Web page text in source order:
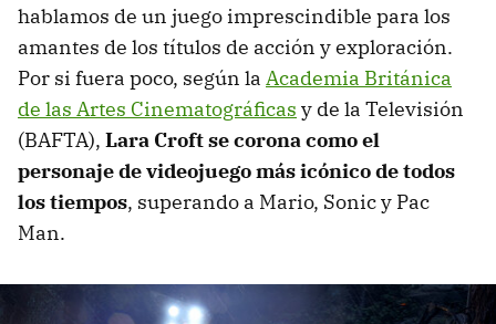
hablamos de un juego imprescindible para los
amantes de los títulos de acción y exploración.
Por si fuera poco, según la Academia Británica
de las Artes Cinematográficas y de la Televisión
(BAFTA), Lara Croft se corona como el
personaje de videojuego más icónico de todos
los tiempos, superando a Mario, Sonic y Pac
Man.